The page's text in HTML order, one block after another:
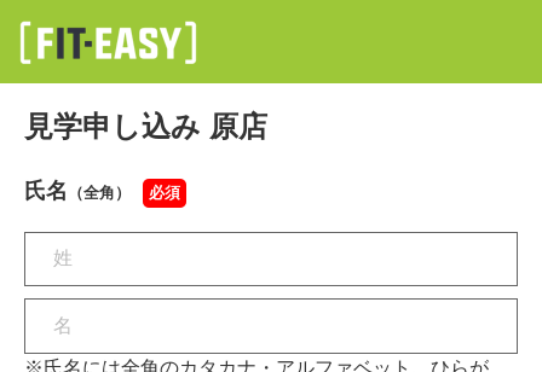
見学申し込み 原店
氏名 （全角） 必須
※氏名には全角のカタカナ・アルファベット、ひらが